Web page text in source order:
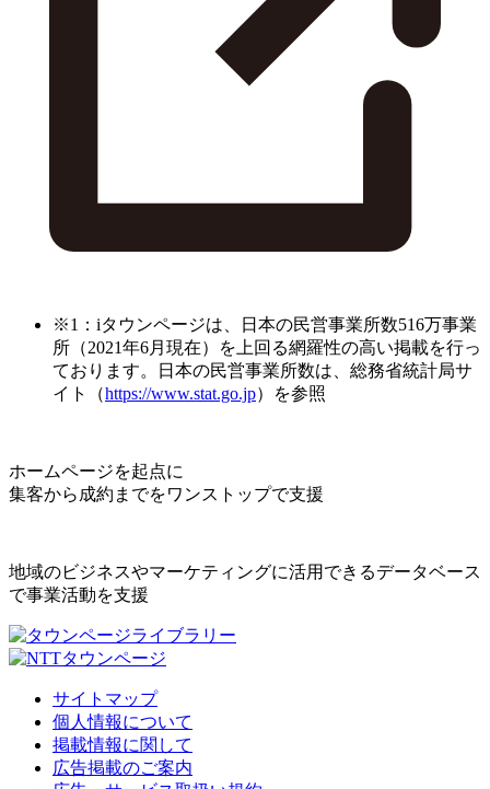
※1：iタウンページは、日本の民営事業所数516万事業
所（2021年6月現在）を上回る網羅性の高い掲載を行っ
ております。日本の民営事業所数は、総務省統計局サ
イト（https://www.stat.go.jp）を参照
ホームページを起点に
集客から成約までをワンストップで支援
地域のビジネスやマーケティングに活用できるデータベース
で事業活動を支援
サイトマップ
個人情報について
掲載情報に関して
広告掲載のご案内